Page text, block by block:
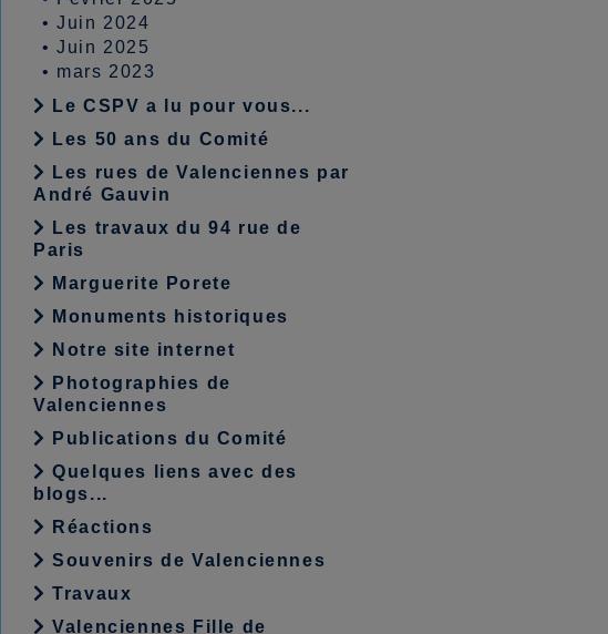
•Juin 2024
•Juin 2025
• mars 2023
Le CSPV a lu pour vous...
Les 50 ans du Comité
Les rues de Valenciennes par
André Gauvin
Les travaux du 94 rue de
Paris
Marguerite Porete
Monuments historiques
Notre site internet
Photographies de
Valenciennes
Publications du Comité
Quelques liens avec des
blogs...
Réactions
Souvenirs de Valenciennes
Travaux
Valenciennes Fille de